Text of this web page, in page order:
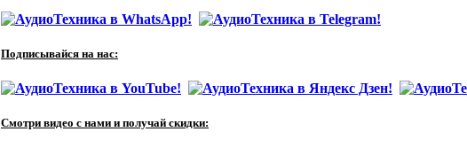
Подписывайся на нас:
Смотри видео с нами и получай скидки: